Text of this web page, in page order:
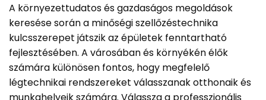
A környezettudatos és gazdaságos megoldások
keresése során a minőségi szellőzéstechnika
kulcsszerepet játszik az épületek fenntartható
fejlesztésében. A városában és környékén élők
számára különösen fontos, hogy megfelelő
légtechnikai rendszereket válasszanak otthonaik és
munkahelyeik számára. Válassza a professzionális